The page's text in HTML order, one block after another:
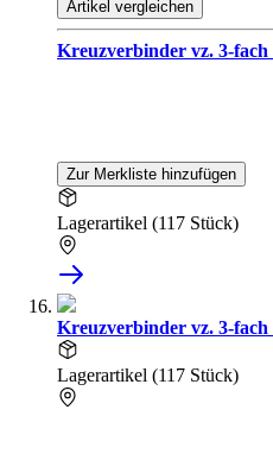
Artikel vergleichen
Kreuzverbinder vz. 3-fach
Zur Merkliste hinzufügen
Lagerartikel (117 Stück)
Kreuzverbinder vz. 3-fach
Lagerartikel (117 Stück)